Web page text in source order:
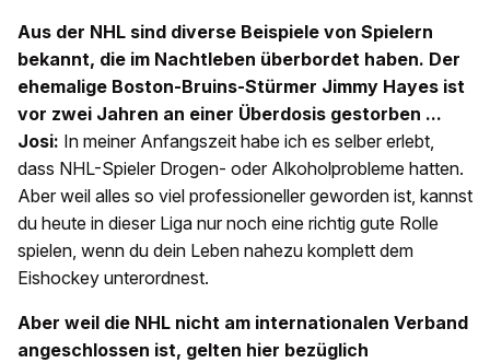
Aus der NHL sind diverse Beispiele von Spielern
bekannt, die im Nachtleben überbordet haben. Der
ehemalige Boston-Bruins-Stürmer Jimmy Hayes ist
vor zwei Jahren an einer Überdosis gestorben ...
Josi: In meiner Anfangszeit habe ich es selber erlebt,
dass NHL-Spieler Drogen- oder Alkoholprobleme hatten.
Aber weil alles so viel professioneller geworden ist, kannst
du heute in dieser Liga nur noch eine richtig gute Rolle
spielen, wenn du dein Leben nahezu komplett dem
Eishockey unterordnest.
Aber weil die NHL nicht am internationalen Verband
angeschlossen ist, gelten hier bezüglich